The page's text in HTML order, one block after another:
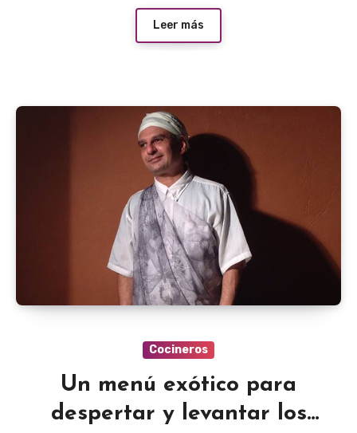
Leer más
Cocineros
Un menú exótico para
despertar y levantar los